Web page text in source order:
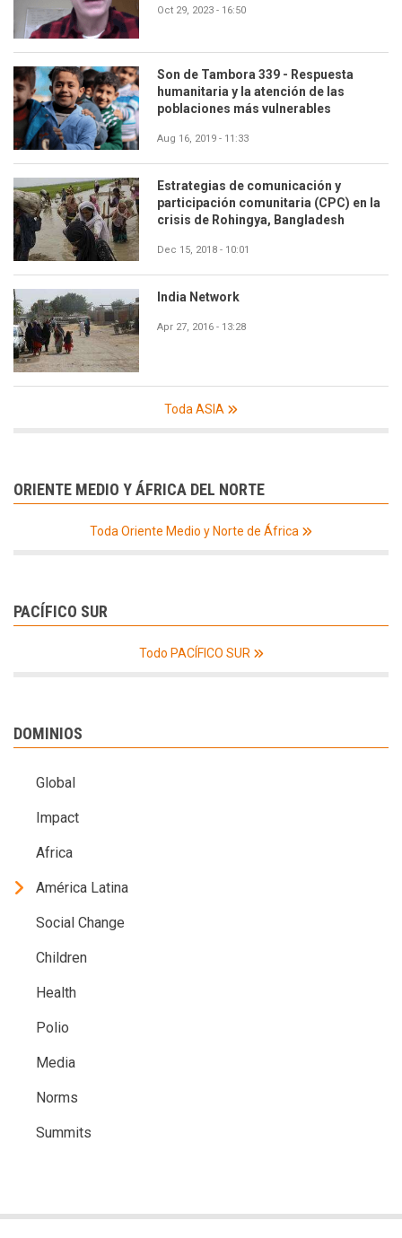
Oct 29, 2023 - 16:50
Son de Tambora 339 - Respuesta
humanitaria y la atención de las
poblaciones más vulnerables
Aug 16, 2019 - 11:33
Estrategias de comunicación y
participación comunitaria (CPC) en la
crisis de Rohingya, Bangladesh
Dec 15, 2018 - 10:01
India Network
Apr 27, 2016 - 13:28
Toda ASIA
ORIENTE MEDIO Y ÁFRICA DEL NORTE
Toda Oriente Medio y Norte de África
PACÍFICO SUR
Todo PACÍFICO SUR
DOMINIOS
Global
Impact
Africa
América Latina
Social Change
Children
Health
Polio
Media
Norms
Summits